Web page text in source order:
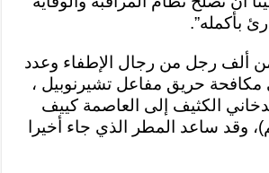
بأكمله”.
ألف رجل من رجال الإطفاء وعدد
حريق مفاعل تشيرنوبيل ،
الكثيف إلى العاصمة كييف
بعد 120 كم)، وقد ساعد المطر الذي جاء أخيرا